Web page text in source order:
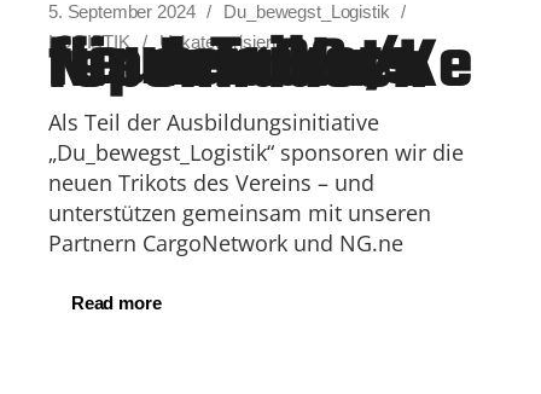
5. September 2024
Du_bewegst_Logistik
LOGISTIK
Unkategorisiert
Neue Trikots für den SG Niederaula/Kerspenhausen
Als Teil der Ausbildungsinitiative
„Du_bewegst_Logistik“ sponsoren wir die
neuen Trikots des Vereins – und
unterstützen gemeinsam mit unseren
Partnern CargoNetwork und NG.ne
Read more